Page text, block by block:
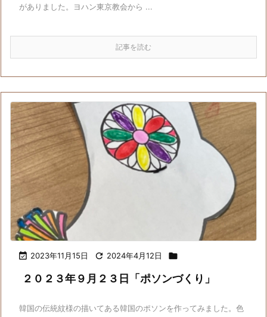
がありました。ヨハン東京教会から ...
記事を読む
 2023年11月15日  2024年4月12日 
２０２３年９月２３日「ポソンづくり」
韓国の伝統紋様の描いてある韓国のポソンを作ってみました。色